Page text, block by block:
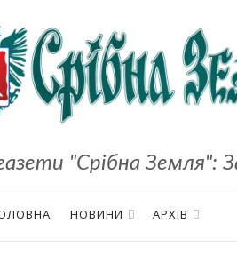
"Срібна Земля":
НОВИНИ АРХІВ